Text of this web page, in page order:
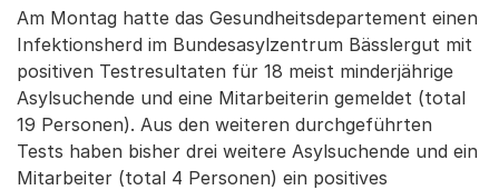
Am Montag hatte das Gesundheitsdepartement einen
Infektionsherd im Bundesasylzentrum Bässlergut mit
positiven Testresultaten für 18 meist minderjährige
Asylsuchende und eine Mitarbeiterin gemeldet (total
19 Personen). Aus den weiteren durchgeführten
Tests haben bisher drei weitere Asylsuchende und ein
Mitarbeiter (total 4 Personen) ein positives